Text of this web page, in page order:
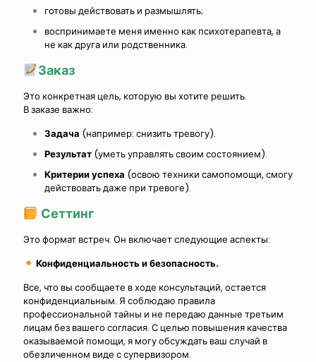
готовы действовать и размышлять;
воспринимаете меня именно как психотерапевта, а
не как друга или родственника.
Заказ
Это конкретная цель, которую вы хотите решить.
В заказе важно:
Задача (например: снизить тревогу).
Результат (уметь управлять своим состоянием).
Критерии успеха (освою техники самопомощи, смогу
действовать даже при тревоге).
Сеттинг
Это формат встреч. Он включает следующие аспекты:
Конфиденциальность и безопасность.
Все, что вы сообщаете в ходе консультаций, остается
конфиденциальным. Я соблюдаю правила
профессиональной тайны и не передаю данные третьим
лицам без вашего согласия. С целью повышения качества
оказываемой помощи, я могу обсуждать ваш случай в
обезличенном виде с супервизором.